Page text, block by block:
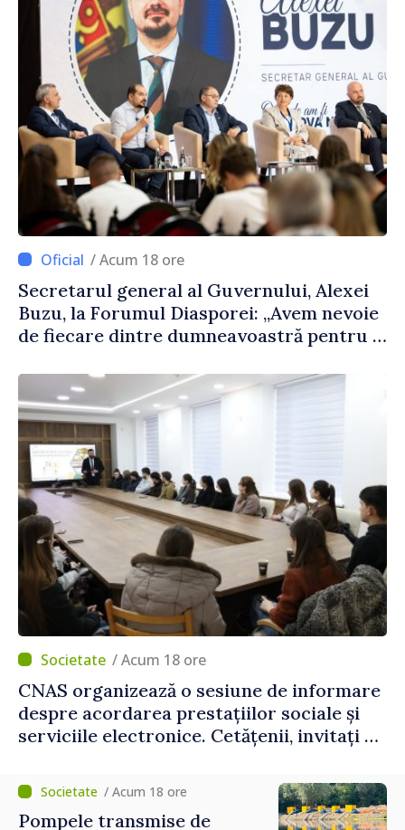
/ Acum 18 ore
Secretarul general al Guvernului, Alexei
Buzu, la Forumul Diasporei: „Avem nevoie
de fiecare dintre dumneavoastră pentru a
/ Acum 18 ore
CNAS organizează o sesiune de informare
despre acordarea prestațiilor sociale și
serviciile electronice. Cetățenii, invitați să
/ Acum 18 ore
Pompele transmise de